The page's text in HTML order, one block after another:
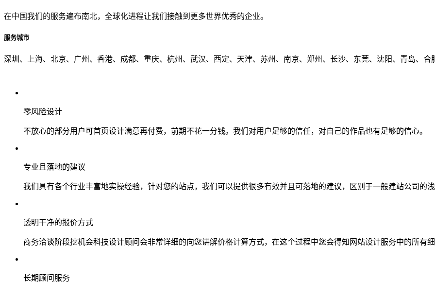
从哪里了解到我们？
在中国我们的服务遍布南北，全球化进程让我们接触到更多世界优秀的企业。
服务城市
深圳、上海、北京、广州、香港、成都、重庆、杭州、武汉、西定、天津、苏州、南京、郑州、长沙、东莞、沈阳、青岛、合
零风险设计
不放心的部分用户可首页设计满意再付费，前期不花一分钱。我们对用户足够的信任，对自己的作品也有足够的信心。
专业且落地的建议
我们具有各个行业丰富地实操经验，针对您的站点，我们可以提供很多有效并且可落地的建议，区别于一般建站公司的
透明干净的报价方式
商务洽谈阶段挖机会科技设计顾问会非常详细的向您讲解价格计算方式，在这个过程中您会得知网站设计服务中的所有
长期顾问服务